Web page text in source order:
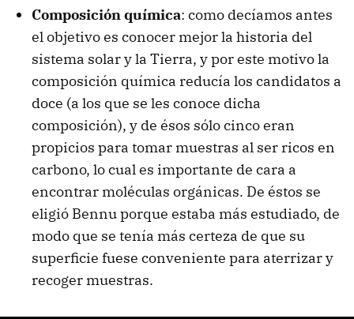
Composición química: como decíamos antes
el objetivo es conocer mejor la historia del
sistema solar y la Tierra, y por este motivo la
composición química reducía los candidatos a
doce (a los que se les conoce dicha
composición), y de ésos sólo cinco eran
propicios para tomar muestras al ser ricos en
carbono, lo cual es importante de cara a
encontrar moléculas orgánicas. De éstos se
eligió Bennu porque estaba más estudiado, de
modo que se tenía más certeza de que su
superficie fuese conveniente para aterrizar y
recoger muestras.